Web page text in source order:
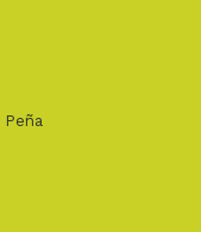
Peña